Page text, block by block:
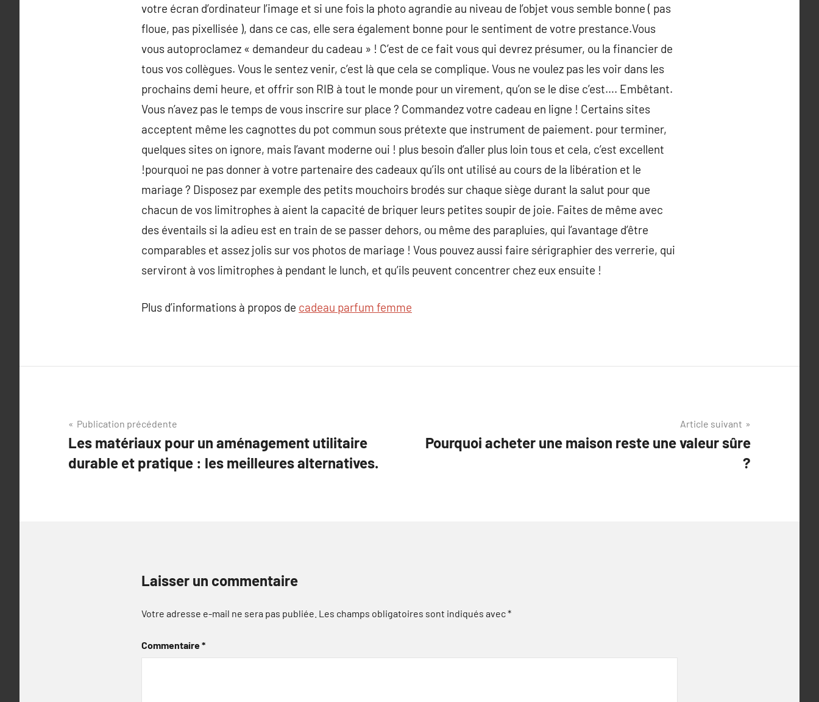
votre écran d’ordinateur l’image et si une fois la photo agrandie au niveau de l’objet vous semble bonne ( pas
floue, pas pixellisée ), dans ce cas, elle sera également bonne pour le sentiment de votre prestance.Vous
vous autoproclamez « demandeur du cadeau » ! C’est de ce fait vous qui devrez présumer, ou la financier de
tous vos collègues. Vous le sentez venir, c’est là que cela se complique. Vous ne voulez pas les voir dans les
prochains demi heure, et offrir son RIB à tout le monde pour un virement, qu’on se le dise c’est…. Embêtant.
Vous n’avez pas le temps de vous inscrire sur place ? Commandez votre cadeau en ligne ! Certains sites
acceptent même les cagnottes du pot commun sous prétexte que instrument de paiement. pour terminer,
quelques sites on ignore, mais l’avant moderne oui ! plus besoin d’aller plus loin tous et cela, c’est excellent
!pourquoi ne pas donner à votre partenaire des cadeaux qu’ils ont utilisé au cours de la libération et le
mariage ? Disposez par exemple des petits mouchoirs brodés sur chaque siège durant la salut pour que
chacun de vos limitrophes à aient la capacité de briquer leurs petites soupir de joie. Faites de même avec
des éventails si la adieu est en train de se passer dehors, ou même des parapluies, qui l’avantage d’être
comparables et assez jolis sur vos photos de mariage ! Vous pouvez aussi faire sérigraphier des verrerie, qui
serviront à vos limitrophes à pendant le lunch, et qu’ils peuvent concentrer chez eux ensuite !
Plus d’informations à propos de cadeau parfum femme
Navigation
de
l’article
Publication précédente
Les matériaux pour un aménagement utilitaire
durable et pratique : les meilleures alternatives.
Article suivant
Pourquoi acheter une maison reste une valeur sûre
?
Laisser un commentaire
Votre adresse e-mail ne sera pas publiée. Les champs obligatoires sont indiqués avec*
Commentaire*